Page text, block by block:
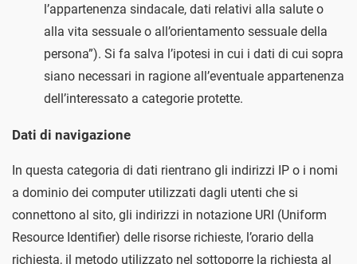
l’appartenenza sindacale, dati relativi alla salute o
alla vita sessuale o all’orientamento sessuale della
persona”). Si fa salva l’ipotesi in cui i dati di cui sopra
siano necessari in ragione all’eventuale appartenenza
dell’interessato a categorie protette.
Dati di navigazione
In questa categoria di dati rientrano gli indirizzi IP o i nomi
a dominio dei computer utilizzati dagli utenti che si
connettono al sito, gli indirizzi in notazione URI (Uniform
Resource Identifier) delle risorse richieste, l’orario della
richiesta, il metodo utilizzato nel sottoporre la richiesta al